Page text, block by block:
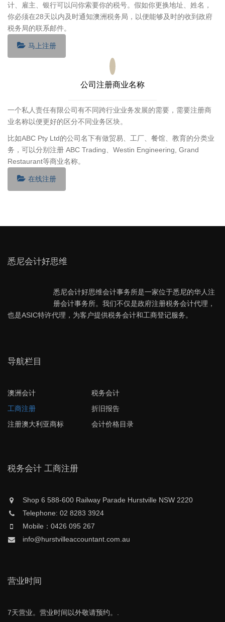
计、雇主、银行可以问你索要你的税号。假如你更换地址、姓名，
你必须在28天以内及时通知澳洲税务局，以便能够及时的收到政府
税务局的联系邮件。
马上注册
公司注册商业名称
一个私人责任有限公司有不同跨行业业务发展的需要，需要注册商
业名称以便更好的区分不同业务区块。
比如ABC Pty Ltd的公司名下有做贸易、工厂、餐馆、教育的分类业
务，可以分别注册 ABC Trading、Westin Engineering, Grand
Restaurant等商业名称。
在线注册
悉尼会计好思维
悉尼会计好思维会计事务所是一家位于悉尼的华人注
册会计事务所。我们不仅是政府注册税务会计代理，
也是ASIC特许代理，为客户提供税务会计和工商登记服务。
导航栏目
澳洲会计
税务会计
工商注册
折旧报告
注册澳大利亚商标
会计价格目录
税务会计 工商注册
Shop 6 588-600 Railway Parade Hurstville NSW 2220
Telephone: 02 8283 3924
Mobile：0426 095 267
info@hurstvilleaccountant.com.au
营业时间
7天营业。营业时间以外敬请预约。.